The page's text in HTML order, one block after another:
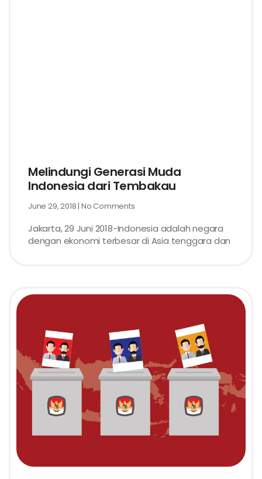
Melindungi Generasi Muda
Indonesia dari Tembakau
June 29, 2018 No Comments
Jakarta, 29 Juni 2018-Indonesia adalah negara
dengan ekonomi terbesar di Asia tenggara dan